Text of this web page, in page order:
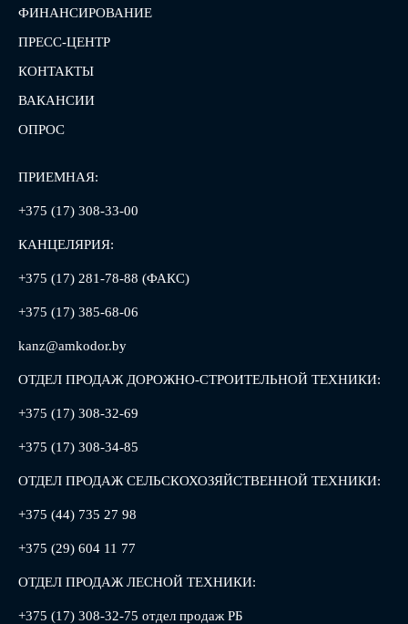
ФИНАНСИРОВАНИЕ
ПРЕСС-ЦЕНТР
КОНТАКТЫ
ВАКАНСИИ
ОПРОС
ПРИЕМНАЯ:
+375 (17) 308-33-00
КАНЦЕЛЯРИЯ:
+375 (17) 281-78-88 (ФАКС)
+375 (17) 385-68-06
kanz@amkodor.by
ОТДЕЛ ПРОДАЖ ДОРОЖНО-СТРОИТЕЛЬНОЙ ТЕХНИКИ:
+375 (17) 308-32-69
+375 (17) 308-34-85
ОТДЕЛ ПРОДАЖ СЕЛЬСКОХОЗЯЙСТВЕННОЙ ТЕХНИКИ:
+375 (44) 735 27 98
+375 (29) 604 11 77
ОТДЕЛ ПРОДАЖ ЛЕСНОЙ ТЕХНИКИ:
+375 (17) 308-32-75 отдел продаж РБ